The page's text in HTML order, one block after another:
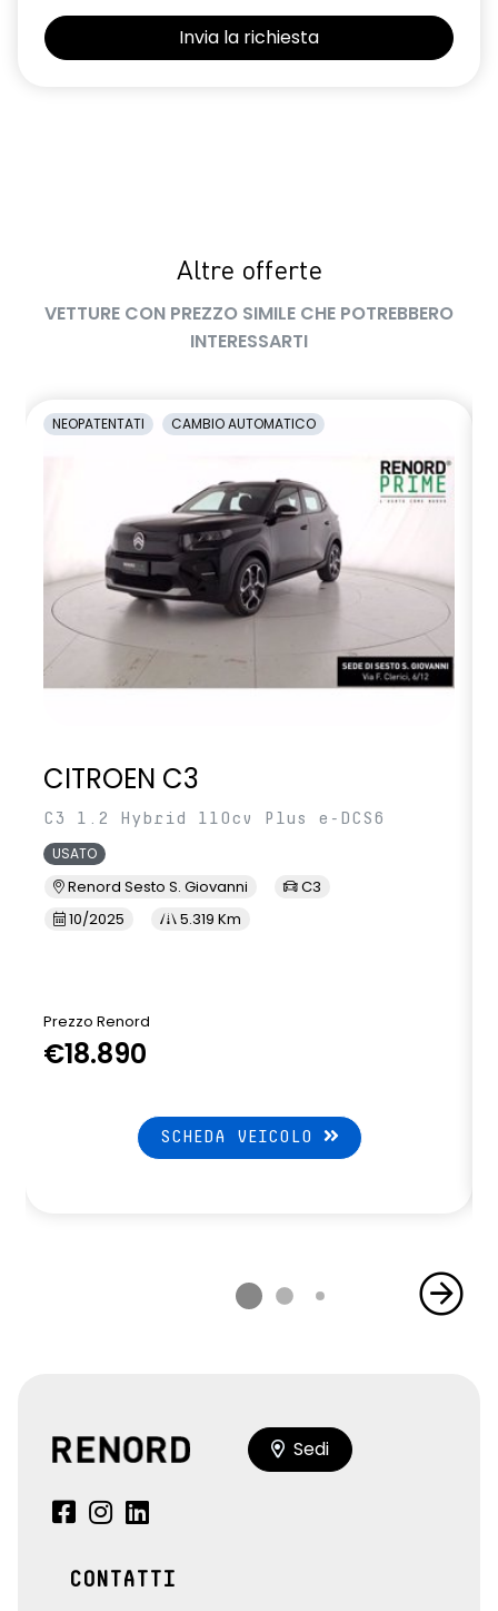
Selleria Stepway in tessuto blu e nero
Volante regolabile in altezza e profondità
Altre offerte
VETTURE CON PREZZO SIMILE CHE POTREBBERO
INTERESSARTI
NEOPATENTATI CAMBIO AUTOMATICO
CITROEN C3
C3 1.2 Hybrid 110cv Plus e-DCS6
USATO
Renord Sesto S. Giovanni
C3
10/2025
5.319 Km
Prezzo Renord
€18.890
SCHEDA VEICOLO
Sedi
CONTATTI